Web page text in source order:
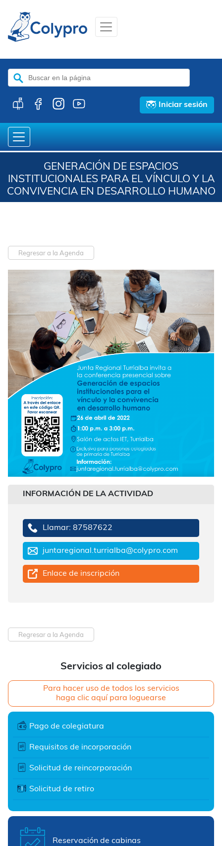
Buscar:
Iniciar sesión
GENERACIÓN DE ESPACIOS
INSTITUCIONALES PARA EL VÍNCULO Y LA
CONVIVENCIA EN DESARROLLO HUMANO
Servicios al colegiado
Para hacer uso de todos los servicios
haga clic aquí para loguearse
Pago de colegiatura
Requisitos de incorporación
Solicitud de reincorporación
Solicitud de retiro
Reservación de cabinas
Regresar a la Agenda
INFORMACIÓN DE LA ACTIVIDAD
Llamar: 87587622
juntaregional.turrialba@colypro.com
Enlace de inscripción
Regresar a la Agenda